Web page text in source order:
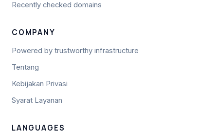
Recently checked domains
COMPANY
Powered by trustworthy infrastructure
Tentang
Kebijakan Privasi
Syarat Layanan
LANGUAGES